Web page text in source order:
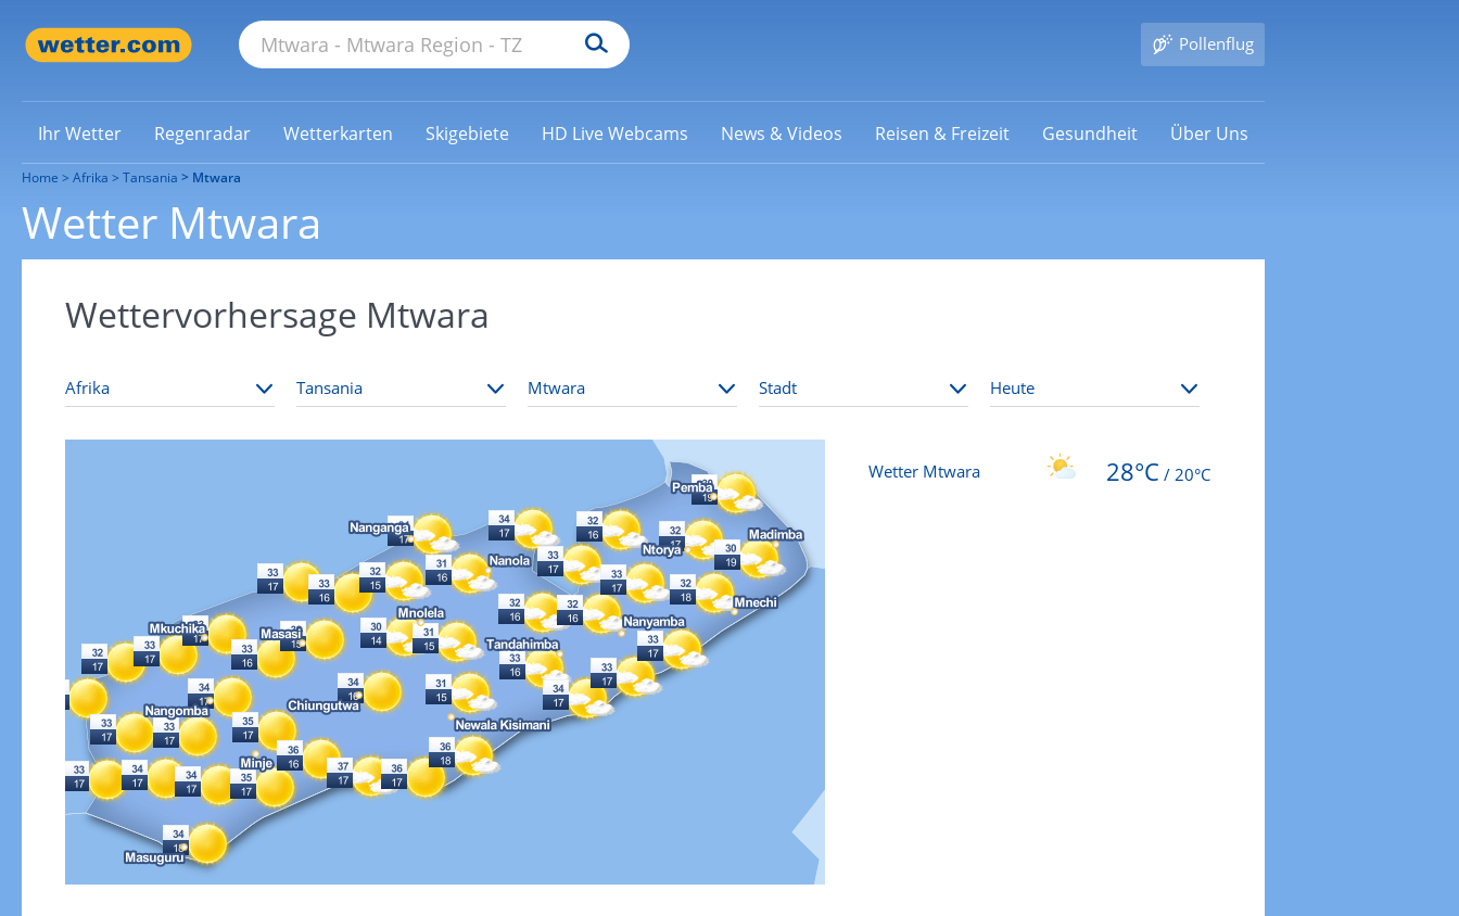
Pollenflug
Ihr Wetter Regenradar Wetterkarten Skigebiete HD Live Webcams News & Videos Reisen & Freizeit Gesundheit Über Uns
Home Afrika Tansania Mtwara
Wetter Mtwara
Wettervorhersage Mtwara
Wetter Mtwara 28°C / 20°C